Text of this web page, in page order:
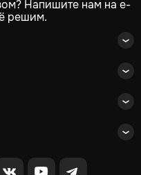
Напишите нам на e-
решим.